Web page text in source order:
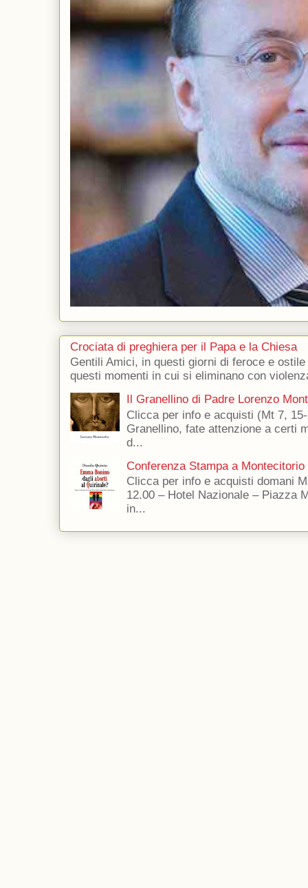
Crociata di preghiera per il Papa e la Chiesa
Gentili Amici, in questi giorni di feroce e
questi momenti in cui si eliminano con
Il Granellino di Padre Lorenzo
Clicca per info e acquisti (Mt 7,
Granellino, fate attenzione a certi
d...
Conferenza Stampa a Montecitorio
Clicca per info e acquisti domani
12.00 – Hotel Nazionale – Piazza
in...